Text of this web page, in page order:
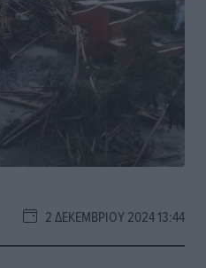
2 ΔΕΚΕΜΒΡΊΟΥ 2024 13:44